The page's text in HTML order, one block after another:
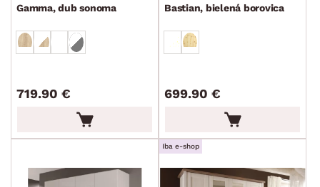
Gamma, dub sonoma
719.90 €
Bastian, bielená borovica
699.90 €
Iba e-shop